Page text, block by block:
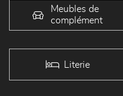
Meubles de
complément
Literie